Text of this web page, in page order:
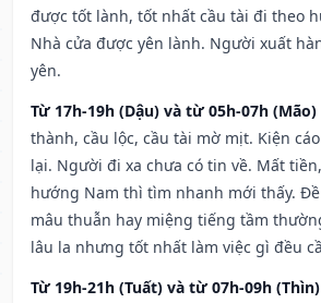
được tốt lành, tốt nhất cầu tài đi theo
Nhà cửa được yên lành. Người xuất
yên.
Từ 17h-19h (Dậu) và từ 05h-07h (Mão)
thành, cầu lộc, cầu tài mờ mịt. Kiện
lại. Người đi xa chưa có tin về. Mất
hướng Nam thì tìm nhanh mới thấy.
mâu thuẫn hay miệng tiếng tầm
lâu la nhưng tốt nhất làm việc gì đều
Từ 19h-21h (Tuất) và từ 07h-09h (Thìn)